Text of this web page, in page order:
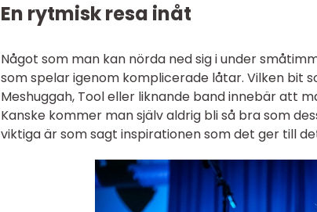
En rytmisk resa inåt
Något som man kan nörda ned sig i under
som spelar igenom komplicerade låtar. Vilken bit
Meshuggah, Tool eller liknande band innebär att
Kanske kommer man själv aldrig bli så bra som
viktiga är som sagt inspirationen som det ger till